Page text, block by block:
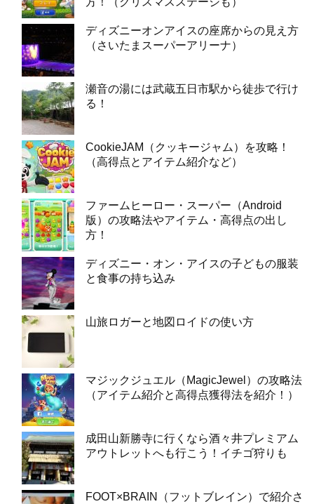
ディズニーオンアイスの座席からの見え方
（さいたまスーパーアリーナ）
瀬音の湯には武蔵五日市駅から徒歩で行け
る！
CookieJAM（クッキージャム）を攻略！
（高得点とアイテム紹介など）
ファームヒーロー・スーパー（Android
版）の攻略法やアイテム・高得点の出し
方！
ディズニー・オン・アイスの子どもの服装
と食事の持ち込み
山旅ロガーと地図ロイドの使い方
マジックジュエル（MagicJewel）の攻略法
（アイテム紹介と高得点獲得法を紹介！）
成田山新勝寺に行くなら酒々井プレミアム
アウトレットへも行こう！イチゴ狩りも
FOOT×BRAIN（フットブレイン）で紹介さ